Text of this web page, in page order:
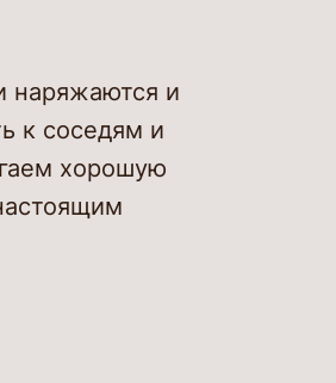
наряжаются и
к соседям и
хорошую